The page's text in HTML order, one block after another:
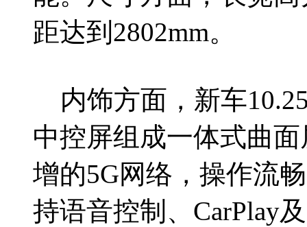
距达到2802mm。
内饰方面，新车
中控屏组成一体式曲
增的5G网络，操作流
持语音控制、CarPlay